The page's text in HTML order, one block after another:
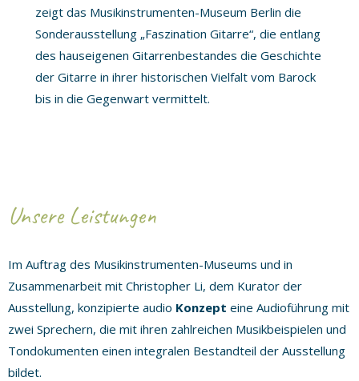
zeigt das Musikinstrumenten-Museum Berlin die
Sonderausstellung „Faszination Gitarre“, die entlang
des hauseigenen Gitarrenbestandes die Geschichte
der Gitarre in ihrer historischen Vielfalt vom Barock
bis in die Gegenwart vermittelt.
Unsere Leistungen
Im Auftrag des Musikinstrumenten-Museums und in
Zusammenarbeit mit Christopher Li, dem Kurator der
Ausstellung, konzipierte audio Konzept eine Audioführung mit
zwei Sprechern, die mit ihren zahlreichen Musikbeispielen und
Tondokumenten einen integralen Bestandteil der Ausstellung
bildet.